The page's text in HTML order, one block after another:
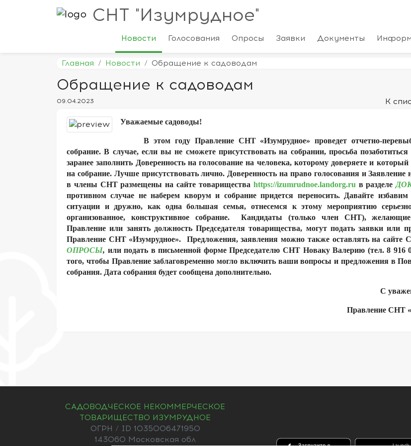
СНТ "Изумрудное"
Новости Голосования Опросы Заявки Документы
Главная Новости Обращение к садоводам
Обращение к садоводам
09.04.2023 К
Уважаемые садоводы!
В этом году Правление СНТ «Изумрудное» проведет отчетно-
собрание. В случае, если вы не сможете присутствовать на собрании, просьба
заранее заполнить Доверенность на голосование на человека, которому доверяете и
на собрание. Лучше присутствовать лично. Доверенность на право голосования и Заявление
в члены СНТ размещены на сайте товарищества https://izumrudnoe.landorg.ru в разделе
противном случае не наберем кворум и собрание придется переносить. Давайте избавим
ситуации и дружно, как одна большая семья, отнесемся к этому мероприятию
организованное, конструктивное собрание. Кандидаты (только член СНТ),
Правление или занять должность Председателя товарищества, могут подать заявки или
Правление СНТ «Изумрудное». Предложения, заявления можно также оставлять на сайте
ОПРОСЫ, или подать в письменной форме Председателю СНТ Новаку Валерию (тел. 8 916
того, чтобы Правление заблаговременно могло включить ваши вопросы и предложения в
собрания. Дата собрания будет сообщена дополнительно.
С
Правление СНТ
САДОВОДЧЕСКОЕ НЕКОММЕРЧЕСКОЕ
ТОВАРИЩЕСТВО ИЗУМРУДНОЕ
ОГРН / ID 1035006471950
143060 Московская обл